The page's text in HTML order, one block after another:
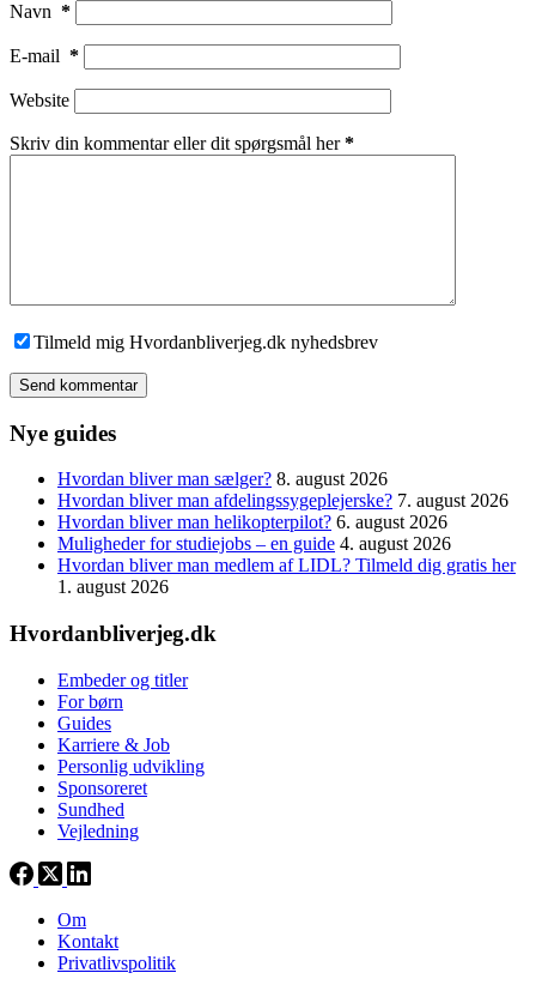
Navn *
E-mail *
Website
Skriv din kommentar eller dit spørgsmål her*
Tilmeld mig Hvordanbliverjeg.dk nyhedsbrev
Send kommentar
Nye guides
Hvordan bliver man sælger? 8. august 2026
Hvordan bliver man afdelingssygeplejerske? 7. august 2026
Hvordan bliver man helikopterpilot? 6. august 2026
Muligheder for studiejobs – en guide 4. august 2026
Hvordan bliver man medlem af LIDL? Tilmeld dig gratis her
1. august 2026
Hvordanbliverjeg.dk
Embeder og titler
For børn
Guides
Karriere & Job
Personlig udvikling
Sponsoreret
Sundhed
Vejledning
Om
Kontakt
Privatlivspolitik